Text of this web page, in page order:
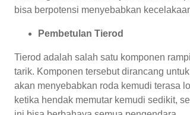
bisa berpotensi menyebabkan
Pembetulan Tierod
Tierod adalah salah satu komponen
tarik. Komponen tersebut dirancang
akan menyebabkan roda kemudi terasa
ketika hendak memutar kemudi sedikit,